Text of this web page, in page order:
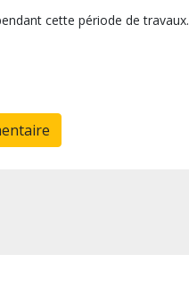
cette période de travaux.